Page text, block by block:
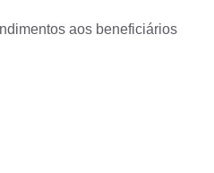
aos beneficiários